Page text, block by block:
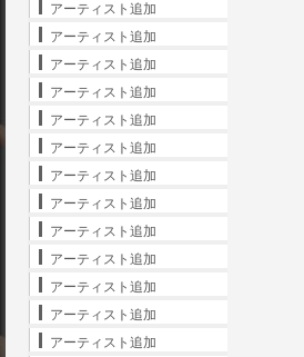
アーティスト追加
アーティスト追加
アーティスト追加
アーティスト追加
アーティスト追加
アーティスト追加
アーティスト追加
アーティスト追加
アーティスト追加
アーティスト追加
アーティスト追加
アーティスト追加
アーティスト追加